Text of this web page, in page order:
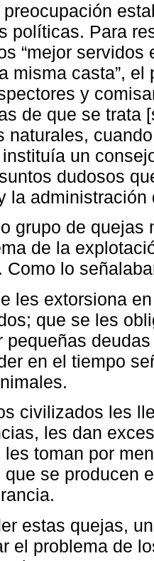
preocupación
políticas. Para
“mejor
misma casta”,
y
de que se trata
naturales,
un
dudosos
la administración
grupo de
de la
Como lo
les extorsiona
que se les
pequeñas
en el tiempo
civilizados les
les dan
les toman por
que se producen
estas quejas,
el problema de